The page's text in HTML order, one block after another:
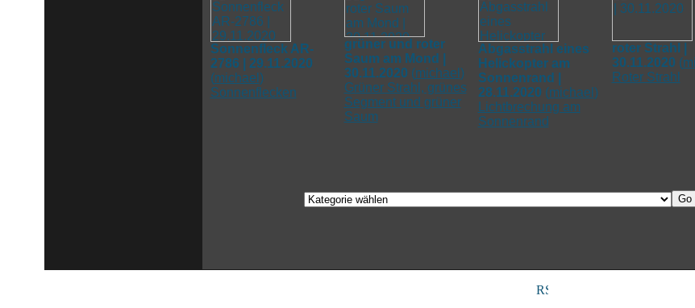
Sonnenfleck AR-
2786 | 29.11.2020
(michael )
Sonnenflecken
grüner und roter
Saum am Mond |
30.11.2020 (michael )
Grüner Strahl, grünes
Segment und grüner
Saum
Abgasstrahl eines
Helickopter am
Sonnenrand |
28.11.2020 (michael )
Lichtbrechung am
Sonnenrand
roter Strahl |
30.11.2020 (
Roter Strahl